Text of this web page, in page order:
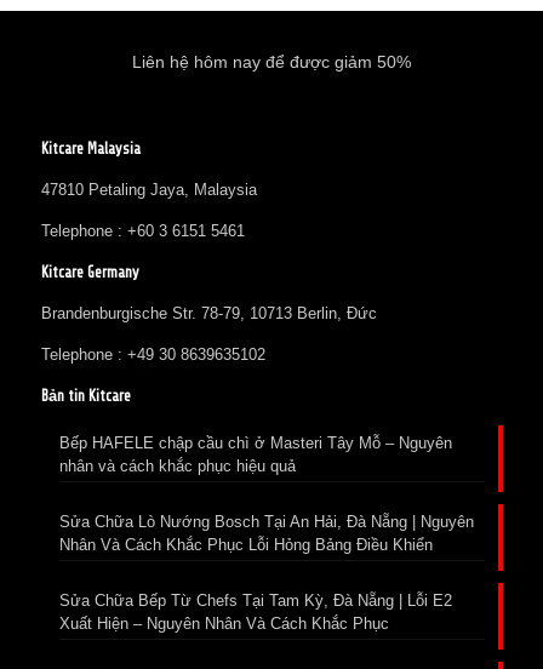
Liên hệ hôm nay để được giảm 50%
Kitcare Malaysia
47810 Petaling Jaya, Malaysia
Telephone : +60 3 6151 5461
Kitcare Germany
Brandenburgische Str. 78-79, 10713 Berlin, Đức
Telephone : +49 30 8639635102
Bản tin Kitcare
Bếp HAFELE chập cầu chì ở Masteri Tây Mỗ – Nguyên
nhân và cách khắc phục hiệu quả
Sửa Chữa Lò Nướng Bosch Tại An Hải, Đà Nẵng | Nguyên
Nhân Và Cách Khắc Phục Lỗi Hỏng Bảng Điều Khiển
Sửa Chữa Bếp Từ Chefs Tại Tam Kỳ, Đà Nẵng | Lỗi E2
Xuất Hiện – Nguyên Nhân Và Cách Khắc Phục